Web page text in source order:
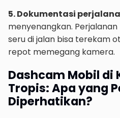
5. Dokumentasi
menyenangkan.
seru di jalan bisa terekam
repot memegang kamera.
Dashcam Mobil di
Tropis: Apa yang
Diperhatikan?